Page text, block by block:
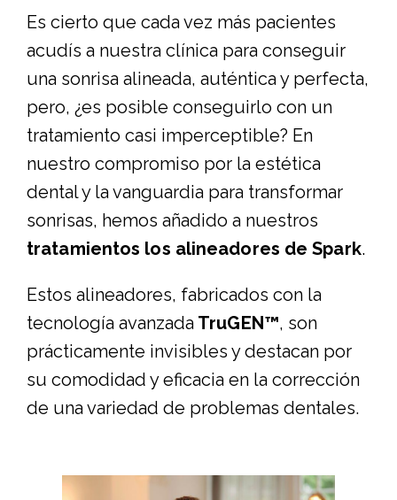
Es cierto que cada vez más pacientes
acudís a nuestra clínica para conseguir
una sonrisa alineada, auténtica y perfecta,
pero, ¿es posible conseguirlo con un
tratamiento casi imperceptible? En
nuestro compromiso por la estética
dental y la vanguardia para transformar
sonrisas, hemos añadido a nuestros
tratamientos los alineadores de Spark.
Estos alineadores, fabricados con la
tecnología avanzada TruGEN™, son
prácticamente invisibles y destacan por
su comodidad y eficacia en la corrección
de una variedad de problemas dentales.